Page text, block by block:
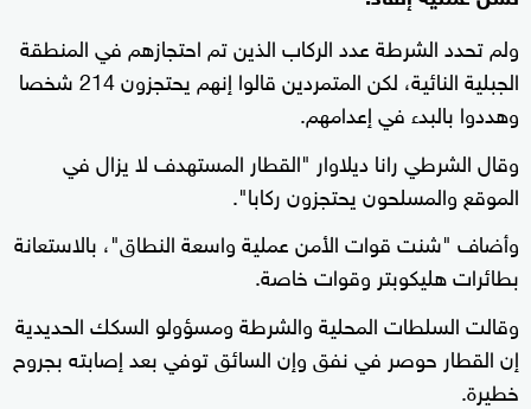
ولم تحدد الشرطة عدد الركاب الذين تم احتجازهم في المنطقة
الجبلية النائية، لكن المتمردين قالوا إنهم يحتجزون 214 شخصا
وهددوا بالبدء في إعدامهم.
وقال الشرطي رانا ديلاوار "القطار المستهدف لا يزال في
الموقع والمسلحون يحتجزون ركابا".
وأضاف "شنت قوات الأمن عملية واسعة النطاق"، بالاستعانة
بطائرات هليكوبتر وقوات خاصة.
وقالت السلطات المحلية والشرطة ومسؤولو السكك الحديدية
إن القطار حوصر في نفق وإن السائق توفي بعد إصابته بجروح
خطيرة.